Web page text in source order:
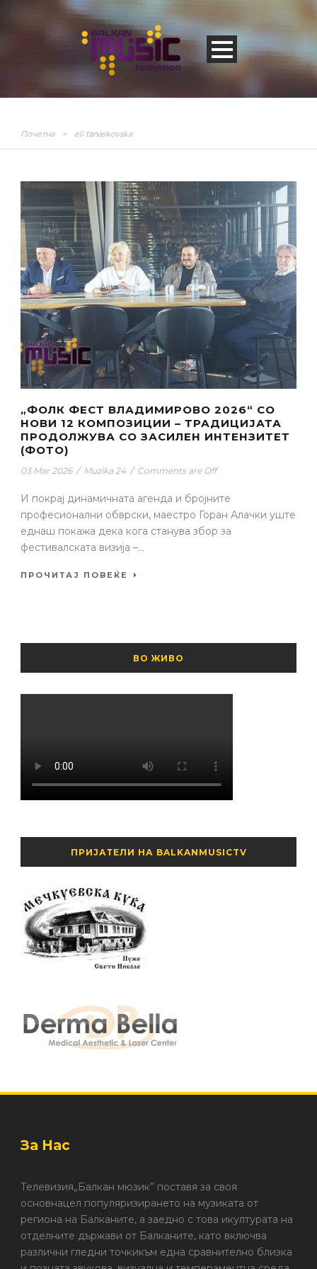
Почетна > eli tanaskovska
„ФОЛК ФЕСТ ВЛАДИМИРОВО 2026“ СО
НОВИ 12 КОМПОЗИЦИИ – ТРАДИЦИЈАТА
ПРОДОЛЖУВА СО ЗАСИЛЕН ИНТЕНЗИТЕТ
(ФОТО)
03 Mar 2026 / Muzika 24 / Comments are Off
И покрај динамичната агенда и бројните
професионални обврски, маестро Горан Алачки уште
еднаш покажа дека кога станува збор за
фестивалската визија –...
ПРОЧИТАЈ ПОВЕЌЕ
ВО ЖИВО
ПРИЈАТЕЛИ НА BALKANMUSICTV
За Нас
Телевизия„Балкан мюзик” поставя за своя
основнацел популяризирането на музиката от
региона на Балканите, а заедно с това икултурата на
отделните държави от Балканите, като включва
различни гледни точкикъм една сравнително близка